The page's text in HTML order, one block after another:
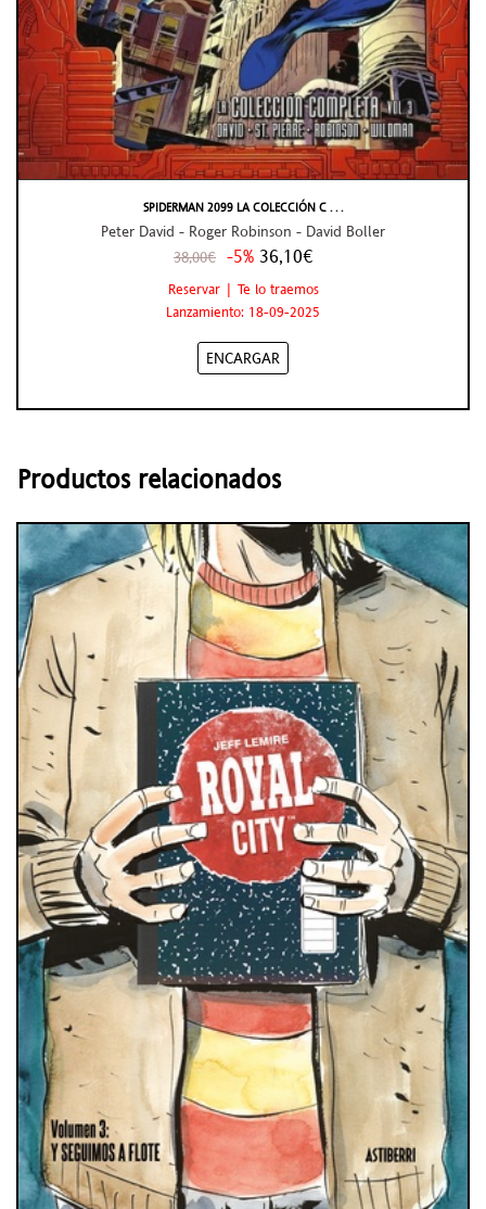
SPIDERMAN 2099 LA COLECCIÓN C . . .
Peter David - Roger Robinson - David Boller
38,00€ -5% 36,10€
Reservar | Te lo traemos
Lanzamiento: 18-09-2025
ENCARGAR
Productos relacionados